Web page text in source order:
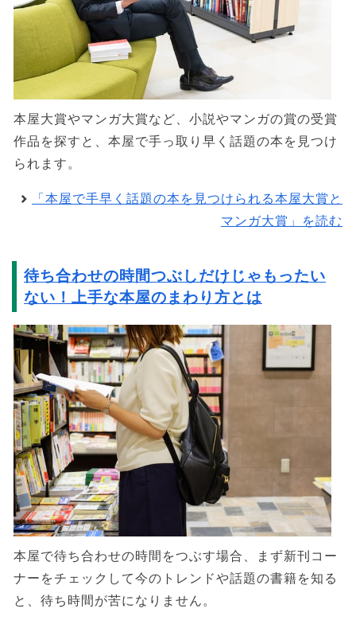
本屋大賞やマンガ大賞など、小説やマンガの賞の受賞
作品を探すと、本屋で手っ取り早く話題の本を見つけ
られます。
「本屋で手早く話題の本を見つけられる本屋大賞と
マンガ大賞」を読む
待ち合わせの時間つぶしだけじゃもったい
ない！上手な本屋のまわり方とは
本屋で待ち合わせの時間をつぶす場合、まず新刊コー
ナーをチェックして今のトレンドや話題の書籍を知る
と、待ち時間が苦になりません。